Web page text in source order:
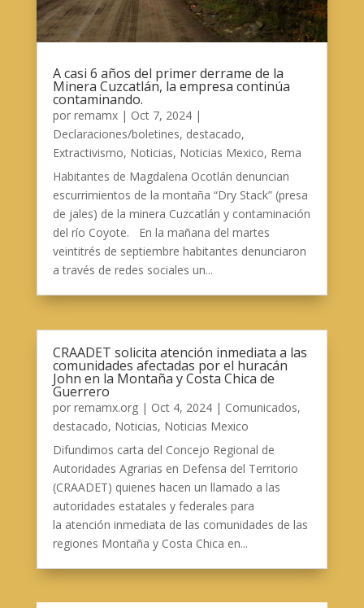
A casi 6 años del primer derrame de la
Minera Cuzcatlán, la empresa continúa
contaminando.
por remamx| Oct 7, 2024|
Declaraciones/boletines, destacado,
Extractivismo, Noticias, Noticias Mexico, Rema
Habitantes de Magdalena Ocotlán denuncian
escurrimientos de la montaña “Dry Stack” (presa
de jales) de la minera Cuzcatlán y contaminación
del río Coyote. En la mañana del martes
veintitrés de septiembre habitantes denunciaron
a través de redes sociales un...
CRAADET solicita atención inmediata a las
comunidades afectadas por el huracán
John en la Montaña y Costa Chica de
Guerrero
por remamx.org| Oct 4, 2024| Comunicados,
destacado, Noticias, Noticias Mexico
Difundimos carta del Concejo Regional de
Autoridades Agrarias en Defensa del Territorio
(CRAADET) quienes hacen un llamado a las
autoridades estatales y federales para
la atención inmediata de las comunidades de las
regiones Montaña y Costa Chica en...